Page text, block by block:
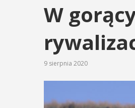
W
9 sierpnia 2020